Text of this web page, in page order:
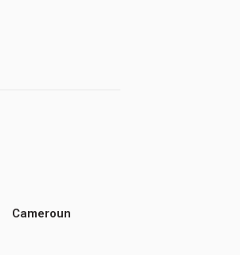
Cameroun